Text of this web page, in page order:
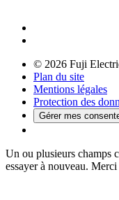
© 2026 Fuji
Plan du site
Mentions légales
Protection des
Gérer mes
Un ou plusieurs champs
essayer à nouveau. Merci